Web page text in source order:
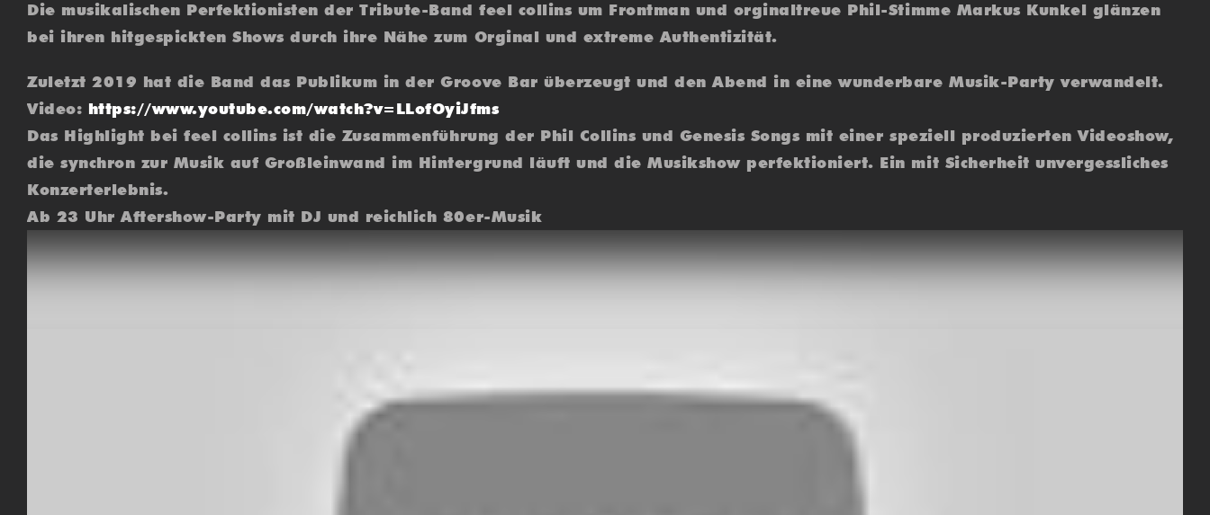
Die musikalischen Perfektionisten der Tribute-Band feel collins um Frontman und orginaltreue Phil-Stimme Markus Kunkel glänzen
bei ihren hitgespickten Shows durch ihre Nähe zum Orginal und extreme Authentizität.
Zuletzt 2019 hat die Band das Publikum in der Groove Bar überzeugt und den Abend in eine wunderbare Musik-Party verwandelt.
Video: https://www.youtube.com/watch?v=LLofOyiJfms
Das Highlight bei feel collins ist die Zusammenführung der Phil Collins und Genesis Songs mit einer speziell produzierten Videoshow,
die synchron zur Musik auf Großleinwand im Hintergrund läuft und die Musikshow perfektioniert. Ein mit Sicherheit unvergessliches
Konzerterlebnis.
Ab 23 Uhr Aftershow-Party mit DJ und reichlich 80er-Musik